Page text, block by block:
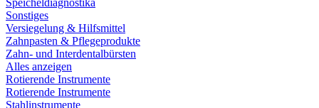
Speicheldiagnostika
Sonstiges
Versiegelung & Hilfsmittel
Zahnpasten & Pflegeprodukte
Zahn- und Interdentalbürsten
Alles anzeigen
Rotierende Instrumente
Rotierende Instrumente
Stahlinstrumente